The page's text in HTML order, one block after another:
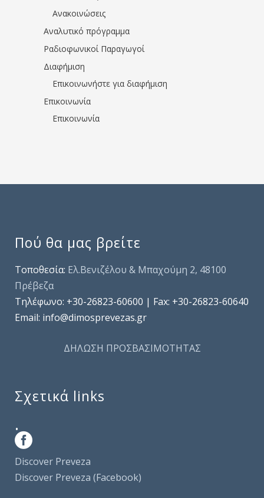
Ανακοινώσεις
Αναλυτικό πρόγραμμα
Ραδιοφωνικοί Παραγωγοί
Διαφήμιση
Επικοινωνήστε για διαφήμιση
Επικοινωνία
Επικοινωνία
Πού θα μας βρείτε
Τοποθεσία: Ελ.Βενιζέλου & Μπαχούμη 2, 48100
Πρέβεζα
Τηλέφωνo: +30-26823-60600 | Fax: +30-26823-60640
Email: info@dimosprevezas.gr
ΔΗΛΩΣΗ ΠΡΟΣΒΑΣΙΜΟΤΗΤΑΣ
Σχετικά links
.
Discover Preveza
Discover Preveza (Facebook)